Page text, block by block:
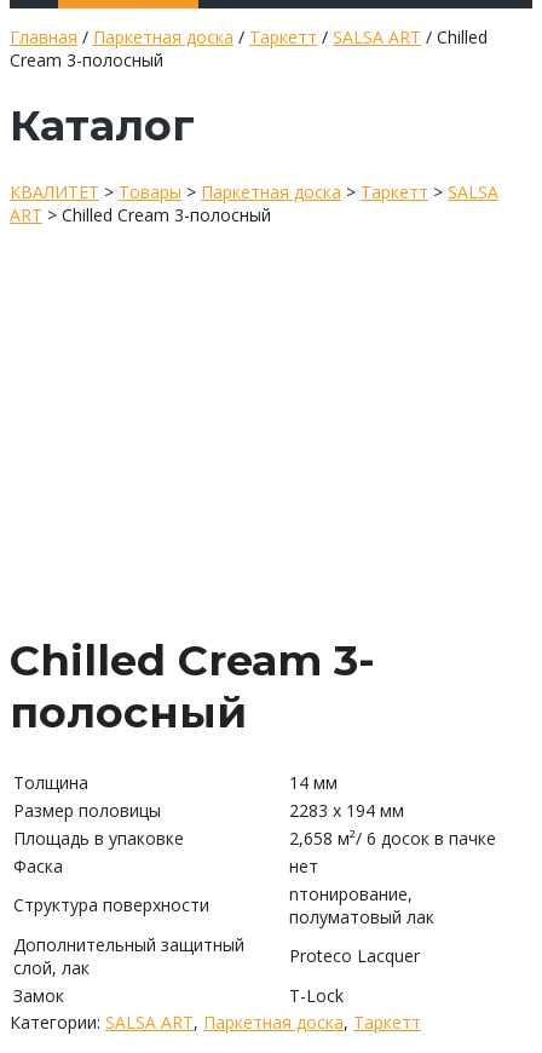
Главная / Паркетная доска / Таркетт / SALSA ART / Chilled
Cream 3-полосный
Каталог
КВАЛИТЕТ > Товары > Паркетная доска > Таркетт > SALSA
ART > Chilled Cream 3-полосный
Chilled Cream 3-
полосный
Толщина
14 мм
Размер половицы
2283 x 194 мм
Площадь в упаковке
2,658 м²/ 6 досок в пачке
Фаска
нет
Структура поверхности
nтонирование,
полуматовый лак
Дополнительный защитный
слой, лак
Proteco Lacquer
Замок
T-Lock
Категории: SALSA ART, Паркетная доска, Таркетт